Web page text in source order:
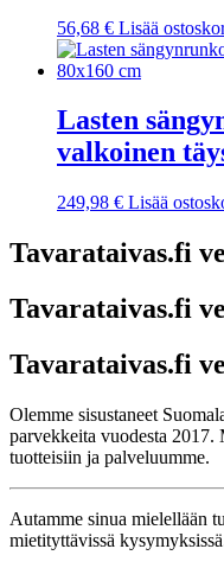
56,68 € Lisää
Lasten
valkoinen
249,98 € Lisää
Tavarataivas.fi
Tavarataivas.fi
Tavarataivas.fi
Olemme sisustaneet
parvekkeita vuodesta
tuotteisiin ja palveluumme.
Autamme sinua mielellään
mietityttävissä